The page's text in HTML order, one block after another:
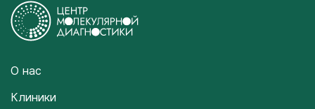
О нас
Клиники